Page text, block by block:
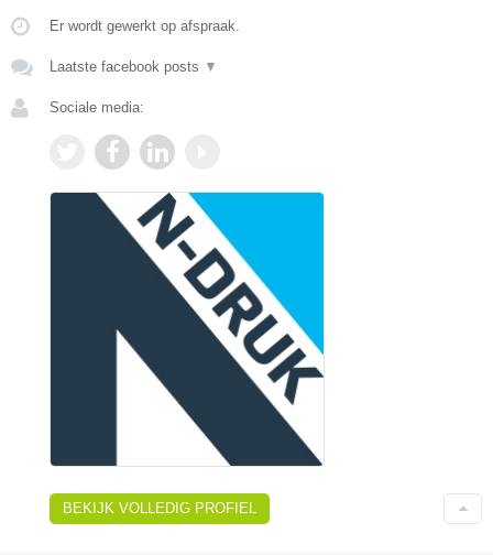
Er wordt gewerkt op afspraak.
Laatste facebook posts ▼
Sociale media:
BEKIJK VOLLEDIG PROFIEL